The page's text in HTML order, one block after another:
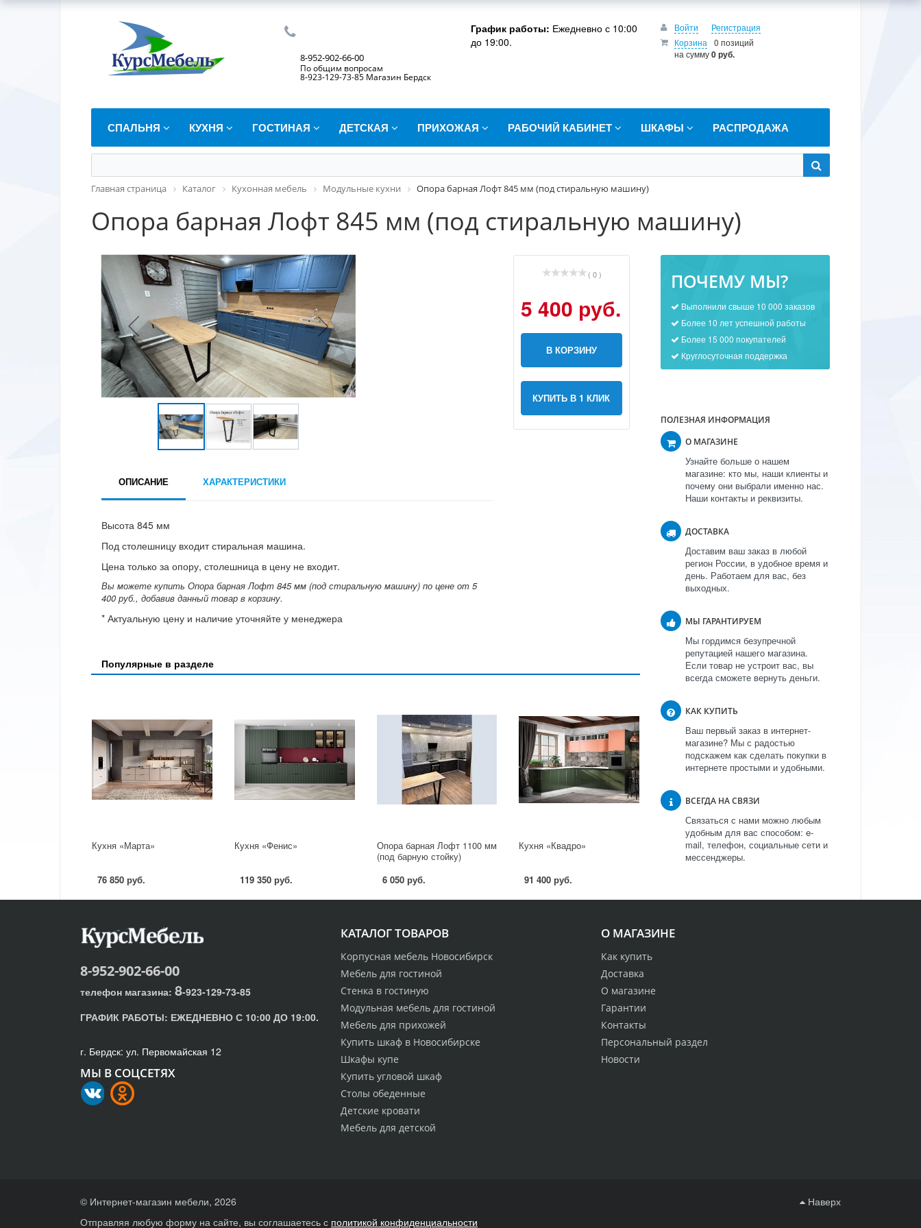
8-952-902-66-00
По общим вопросам
8-923-129-73-85 Магазин Бердск
График работы: Ежедневно с 10:00
до 19:00.
Войти
Регистрация
Корзина
0 позиций
на сумму0 руб.
СПАЛЬНЯ КУХНЯ ГОСТИНАЯ ДЕТСКАЯ ПРИХОЖАЯ РАБОЧИЙ КАБИНЕТ ШКАФЫ РАСПРОДАЖА
Главная страница Каталог Кухонная мебель Модульные кухни Опора барная Лофт 845 мм (под стиральную машину)
Опора барная Лофт 845 мм (под стиральную машину)
( 0 )
5 400 руб.
В КОРЗИНУ
КУПИТЬ В 1 КЛИК
ОПИСАНИЕ ХАРАКТЕРИСТИКИ
Высота 845 мм
Под столешницу входит стиральная машина.
Цена только за опору, столешница в цену не входит.
Вы можете купить Опора барная Лофт 845 мм (под стиральную машину) по цене от 5
400 руб., добавив данный товар в корзину.
* Актуальную цену и наличие уточняйте у менеджера
Популярные в разделе
Кухня «Марта»
76 850 руб.
Кухня «Фенис»
119 350 руб.
Опора барная Лофт 1100 мм
(под барную стойку)
6 050 руб.
Кухня «Квадро»
91 400 руб.
ПОЧЕМУ МЫ?
Выполнили свыше 10 000 заказов
Более 10 лет успешной работы
Более 15 000 покупателей
Круглосуточная поддержка
ПОЛЕЗНАЯ ИНФОРМАЦИЯ
О МАГАЗИНЕ
Узнайте больше о нашем
магазине: кто мы, наши клиенты и
почему они выбрали именно нас.
Наши контакты и реквизиты.
ДОСТАВКА
Доставим ваш заказ в любой
регион России, в удобное время и
день. Работаем для вас, без
выходных.
МЫ ГАРАНТИРУЕМ
Мы гордимся безупречной
репутацией нашего магазина.
Если товар не устроит вас, вы
всегда сможете вернуть деньги.
КАК КУПИТЬ
Ваш первый заказ в интернет-
магазине? Мы с радостью
подскажем как сделать покупки в
интернете простыми и удобными.
ВСЕГДА НА СВЯЗИ
Связаться с нами можно любым
удобным для вас способом: e-
mail, телефон, социальные сети и
мессенджеры.
О МАГАЗИНЕ
Как купить
Доставка
О магазине
Гарантии
Контакты
Персональный раздел
Новости
КАТАЛОГ ТОВАРОВ
Корпусная мебель Новосибирск
Мебель для гостиной
Стенка в гостиную
Модульная мебель для гостиной
Мебель для прихожей
Купить шкаф в Новосибирске
Шкафы купе
Купить угловой шкаф
Столы обеденные
Детские кровати
Мебель для детской
8-952-902-66-00
телефон магазина: 8-923-129-73-85
ГРАФИК РАБОТЫ: ЕЖЕДНЕВНО С 10:00 ДО 19:00.
г. Бердск: ул. Первомайская 12
МЫ В СОЦСЕТЯХ
© Интернет-магазин мебели, 2026
Наверх
Отправляя любую форму на сайте, вы соглашаетесь с политикой конфиденциальности